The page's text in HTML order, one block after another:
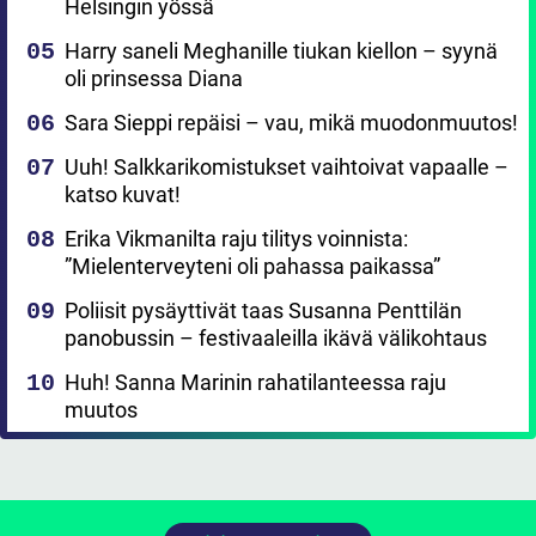
Helsingin yössä
Harry saneli Meghanille tiukan kiellon – syynä
oli prinsessa Diana
Sara Sieppi repäisi – vau, mikä muodonmuutos!
Uuh! Salkkarikomistukset vaihtoivat vapaalle –
katso kuvat!
Erika Vikmanilta raju tilitys voinnista:
”Mielenterveyteni oli pahassa paikassa”
Poliisit pysäyttivät taas Susanna Penttilän
panobussin – festivaaleilla ikävä välikohtaus
Huh! Sanna Marinin rahatilanteessa raju
muutos